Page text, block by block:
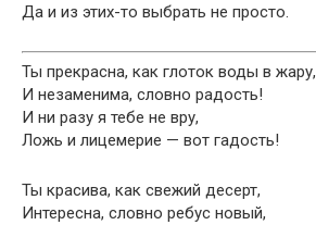
Да и из этих-то выбрать не просто.
Ты прекрасна, как глоток воды в жару,
И незаменима, словно радость!
И ни разу я тебе не вру,
Ложь и лицемерие — вот гадость!
Ты красива, как свежий десерт,
Интересна, словно ребус новый,